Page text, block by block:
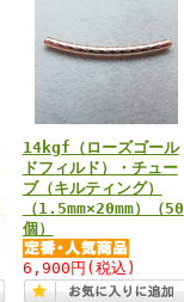
14kgf（ローズゴール
ドフィルド）・チュー
ブ（キルティング）
（1.5mm×20mm）（50
個）
6,900円 (税込)